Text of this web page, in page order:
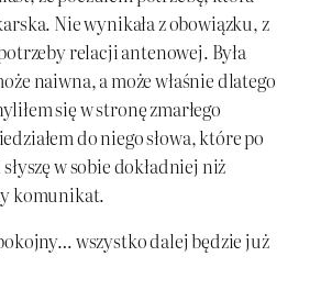
Nie wynikała z obowiązku, z
relacji antenowej. Była
naiwna, a może właśnie dlatego
się w stronę zmarłego
do niego słowa, które po
w sobie dokładniej niż
komunikat.
wszystko dalej będzie już